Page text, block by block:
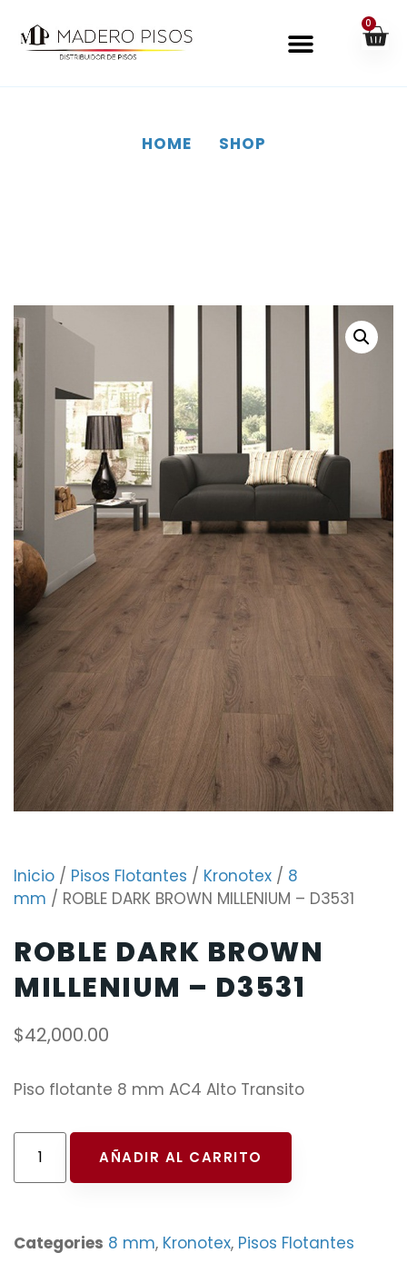
0
HOME SHOP
Inicio / Pisos Flotantes / Kronotex / 8
mm / ROBLE DARK BROWN MILLENIUM – D3531
ROBLE DARK BROWN
MILLENIUM – D3531
$42,000.00
Piso flotante 8 mm AC4 Alto Transito
AÑADIR AL CARRITO
Categories 8 mm, Kronotex, Pisos Flotantes